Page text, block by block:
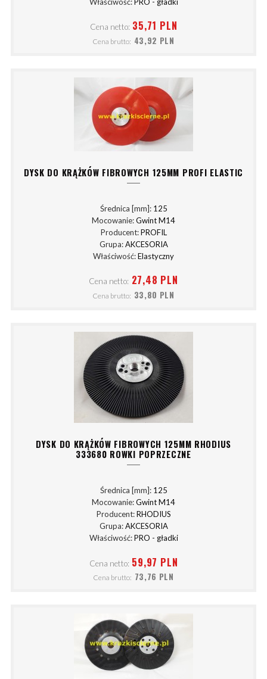
Cena netto: 35,71 PLN
Cena brutto: 43,92 PLN
DYSK DO KRĄŻKÓW FIBROWYCH 125MM PROFI ELASTIC
Średnica [mm]: 125
Mocowanie:Gwint M14
Producent:PROFIL
Grupa:AKCESORIA
Właściwość:Elastyczny
Cena netto: 27,48 PLN
Cena brutto: 33,80 PLN
DYSK DO KRĄŻKÓW FIBROWYCH 125MM RHODIUS
333680 ROWKI POPRZECZNE
Średnica [mm]: 125
Mocowanie:Gwint M14
Producent:RHODIUS
Grupa:AKCESORIA
Właściwość:PRO - gładki
Cena netto: 59,97 PLN
Cena brutto: 73,76 PLN